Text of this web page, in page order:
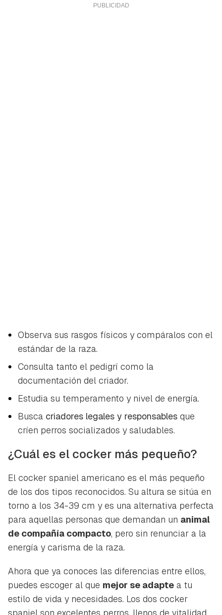
Observa sus rasgos físicos y compáralos con el
estándar de la raza.
Consulta tanto el pedigrí como la
documentación del criador.
Estudia su temperamento y nivel de energía.
Busca criadores legales y responsables que
críen perros socializados y saludables.
¿Cuál es el cocker más pequeño?
El cocker spaniel americano es el más pequeño
de los dos tipos reconocidos. Su altura se sitúa en
torno a los 34-39 cm y es una alternativa perfecta
para aquellas personas que demandan un animal
de compañía compacto, pero sin renunciar a la
energía y carisma de la raza.
Ahora que ya conoces las diferencias entre ellos,
puedes escoger al que mejor se adapte a tu
estilo de vida y necesidades. Los dos cocker